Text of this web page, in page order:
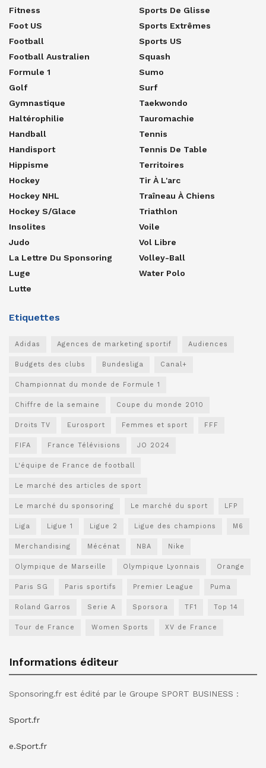
Fitness
Foot US
Football
Football Australien
Formule 1
Golf
Gymnastique
Haltérophilie
Handball
Handisport
Hippisme
Hockey
Hockey NHL
Hockey S/glace
Insolites
Judo
La Lettre Du Sponsoring
Luge
Lutte
Sports De Glisse
Sports Extrêmes
Sports US
Squash
Sumo
Surf
Taekwondo
Tauromachie
Tennis
Tennis De Table
Territoires
Tir À L'arc
Traîneau À Chiens
Triathlon
Voile
Vol Libre
Volley-Ball
Water Polo
Etiquettes
Adidas Agences de marketing sportif Audiences
Budgets des clubs Bundesliga Canal+
Championnat du monde de Formule 1
Chiffre de la semaine Coupe du monde 2010
Droits TV Eurosport Femmes et sport FFF
FIFA France Télévisions JO 2024
L'équipe de France de football
Le marché des articles de sport
Le marché du sponsoring Le marché du sport LFP
Liga Ligue 1 Ligue 2 Ligue des champions M6
Merchandising Mécénat NBA Nike
Olympique de Marseille Olympique Lyonnais Orange
Paris SG Paris sportifs Premier League Puma
Roland Garros Serie A Sporsora TF1 Top 14
Tour de France Women Sports XV de France
Informations éditeur
Sponsoring.fr est édité par le Groupe SPORT BUSINESS :
Sport.fr
e.Sport.fr